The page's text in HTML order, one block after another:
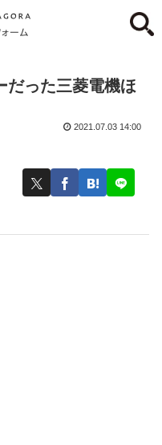
だった三菱電機ほ
2021.07.03 14:00